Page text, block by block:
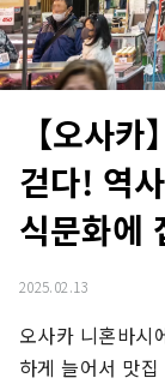
【오사
걷다! 역
식문화에
2025.02.13
오사카 니혼바시
하게 늘어서 맛